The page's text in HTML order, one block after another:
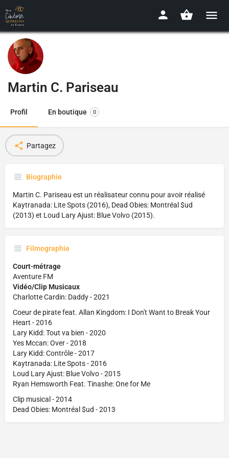
Martin C. Pariseau
Profil En boutique 0
Partagez
Biographie
Martin C. Pariseau est un réalisateur connu pour avoir réalisé
Kaytranada: Lite Spots (2016), Dead Obies: Montréal $ud
(2013) et Loud Lary Ajust: Blue Volvo (2015).
Filmographie
Court-métrage
Aventure FM
Vidéo/Clip Musicaux
Charlotte Cardin: Daddy - 2021
Coeur de pirate feat. Allan Kingdom: I Don't Want to Break Your
Heart - 2016
Lary Kidd: Tout va bien -2020
Yes Mccan: Over -2018
Lary Kidd: Contrôle -2017
Kaytranada: Lite Spots -2016
Loud Lary Ajust: Blue Volvo -2015
Ryan Hemsworth Feat. Tinashe: One for Me
Clip musical -2014
Dead Obies: Montréal $ud -2013